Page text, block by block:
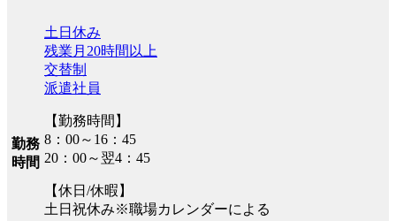
勤務
時間
土日休み
残業月20時間以上
交替制
派遣社員
【勤務時間】
8：00～16：45
20：00～翌4：45
【休日/休暇】
土日祝休み※職場カレンダーによる